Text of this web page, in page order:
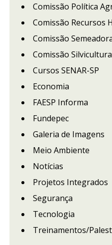
Comissão Política
Comissão Recursos
Comissão
Comissão Silvicultura
Cursos SENAR-SP
Economia
FAESP Informa
Fundepec
Galeria de Imagens
Meio Ambiente
Notícias
Projetos Integrados
Segurança
Tecnologia
Treinamentos/